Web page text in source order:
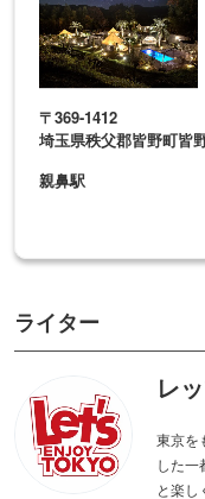
〒369-1412
埼玉県秩父郡皆野町皆
親鼻駅
ライター
レ
東京を
した一
と楽し